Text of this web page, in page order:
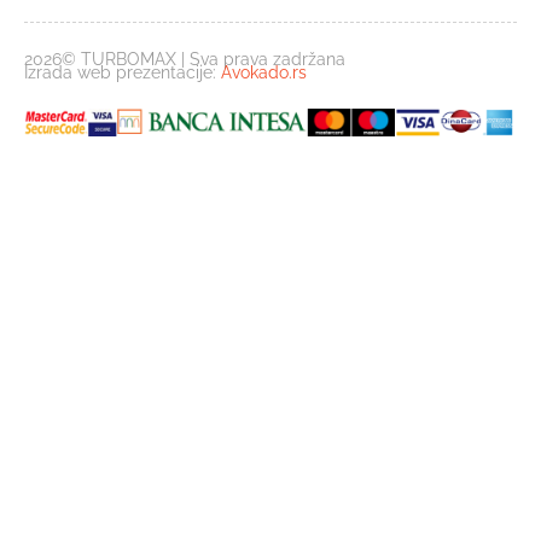
2026© TURBOMAX | Sva prava zadržana
Izrada web prezentacije: Avokado.rs